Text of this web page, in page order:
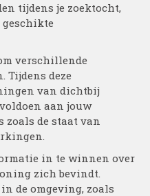
tijdens je zoektocht,
verschillende
deze
van dichtbij
aan jouw
zoals de staat van
in te winnen over
zich bevindt.
de omgeving, zoals